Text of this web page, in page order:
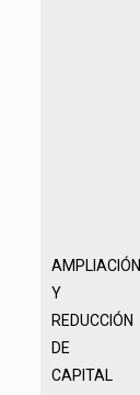
AMPLIACIÓN
Y
REDUCCIÓN
DE
CAPITAL